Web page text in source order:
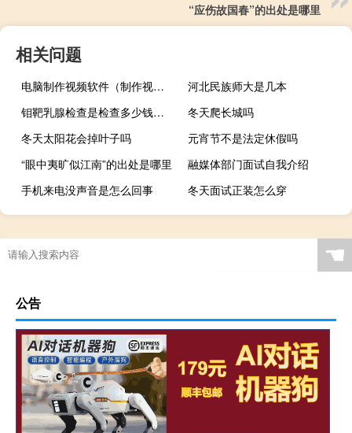
“应伤故国春”的出处是哪里
相关问题
电脑制作视频软件（制作视频软件）
河北民族师大是几本
钼靶乳腺检查是检查多少钱（钼靶）
冬天爬长城吗
冬天太阳花会掉叶子吗
元宵节不是法定休假吗
“眼中夷旷似江南”的出处是哪里
融媒体部门面试自我介绍
手机来电没声音是怎么回事
冬天面试正装怎么穿
☚
公告